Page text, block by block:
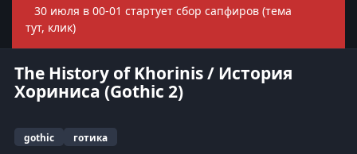
30 июля в 00-01 стартует сбор сапфиров (тема
тут, клик)
The History of Khorinis / История
Хориниса (Gothic 2)
gothic готика